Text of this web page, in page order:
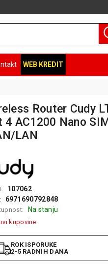
WEB KREDIT
Router Cudy
4 AC1200 Nano
LAN
107062
6971690792848
Na stanju
kupovine
ROK ISPORUKE
2-5 RADNIH DANA